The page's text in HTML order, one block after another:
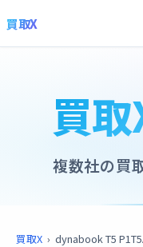
買取X
買
複数社の買
買取X › dynabook T5